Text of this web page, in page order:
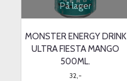
På lager
MONSTER ENERGY DRINK
ULTRA FIESTA MANGO
500ML.
32,-